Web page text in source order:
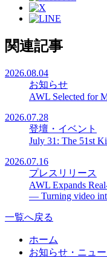
関連記事
2026.08.04
お知らせ
AWL Selected for
2026.07.28
登壇・イベント
July 31: The 51st
2026.07.16
プレスリリース
AWL Expands
— Turning video
一覧へ戻る
ホーム
お知らせ・ニュ